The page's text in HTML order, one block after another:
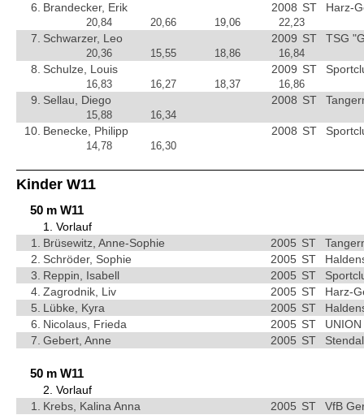
6. Brandecker, Erik 2008 ST Harz-
20,84 20,66 19,06 22,23
7. Schwarzer, Leo 2009 ST TSG
20,36 15,55 18,86 16,84
8. Schulze, Louis 2009 ST
16,83 16,27 18,37 16,86
9. Sellau, Diego 2008 ST
15,88 16,34
10. Benecke, Philipp 2008 ST
14,78 16,30
Kinder W11
50 m W11
1. Vorlauf
1.
Brüsewitz, Anne-Sophie 2005 ST
2. Schröder, Sophie 2005 ST
3. Reppin, Isabell 2005 ST
4. Zagrodnik, Liv 2005 ST
Harz-
5. Lübke, Kyra 2005 ST
6. Nicolaus, Frieda 2005 ST
7. Gebert, Anne 2005 ST
50 m W11
2. Vorlauf
1.
Krebs, Kalina Anna 2005 ST
VfB